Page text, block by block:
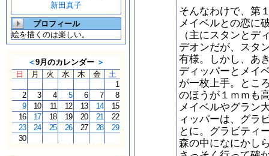
新田真子
プロフィール
絵を描くのは楽しい。
＜9月のカレンダー ＞
日
月 火 水 木 金
土
1
2
3 4 5 6 7
8
9
10 11 12 13 14
15
16
17 18 19 20 21
22
23
24 25 26 27 28
29
30
そんなわけで、第
メイベルとの恋に
（主にスタンとデ
デオンだが、スタ
有様。しかし、あ
ディッパーとメイ
が一枚上手。とこ
のほうが１ｍｍも
メイベルやグラン
ィッパーは、グラ
とに。グラビティ
森の中になにかし